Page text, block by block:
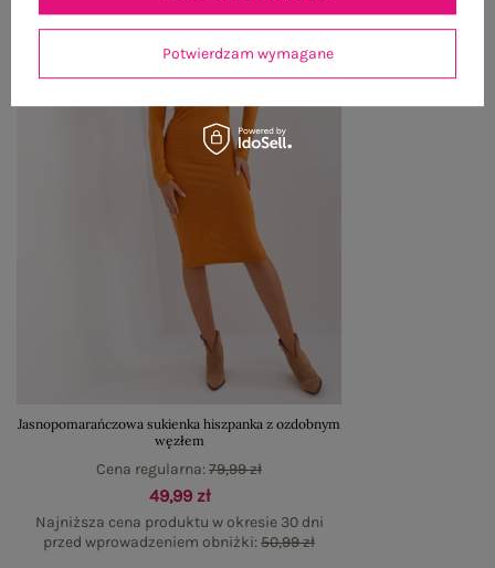
Jasnopomarańczowa sukienka hiszpanka z ozdobnym
węzłem
49,99 zł
Najniższa cena produktu w okresie 30 dni
przed wprowadzeniem obniżki:50,99 zł
Cena regularna:79,99 zł
Potwierdzam wymagane